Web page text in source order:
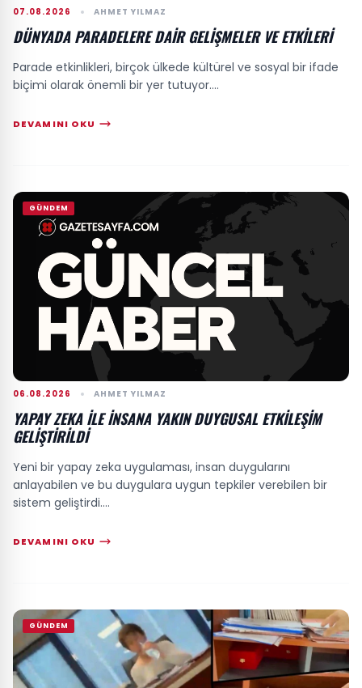
07.08.2026 AHMET YILMAZ
DÜNYADA PARADELERE DAIR GELIŞMELER VE ETKILERI
Parade etkinlikleri, birçok ülkede kültürel ve sosyal bir ifade
biçimi olarak önemli bir yer tutuyor....
DEVAMINI OKU
GÜNDEM
06.08.2026 AHMET YILMAZ
YAPAY ZEKA ILE İNSANA YAKIN DUYGUSAL ETKILEŞIM
GELIŞTIRILDI
Yeni bir yapay zeka uygulaması, insan duygularını
anlayabilen ve bu duygulara uygun tepkiler verebilen bir
sistem geliştirdi....
DEVAMINI OKU
GÜNDEM